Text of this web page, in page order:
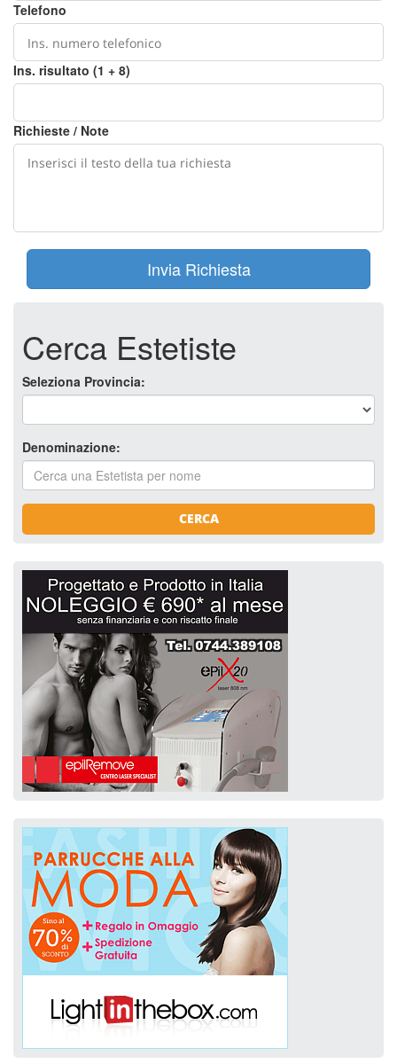
Telefono
Ins. risultato (1 + 8)
Richieste / Note
Invia Richiesta
Cerca Estetiste
Seleziona Provincia:
Denominazione:
CERCA